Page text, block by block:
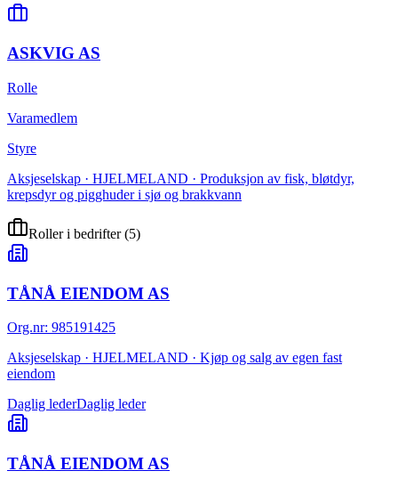
ASKVIG AS
Rolle
Varamedlem
Styre
Aksjeselskap · HJELMELAND · Produksjon av fisk, bløtdyr,
krepsdyr og pigghuder i sjø og brakkvann
Roller i bedrifter(5)
TÅNÅ EIENDOM AS
Org.nr: 985191425
Aksjeselskap · HJELMELAND · Kjøp og salg av egen fast
eiendom
Daglig lederDaglig leder
TÅNÅ EIENDOM AS